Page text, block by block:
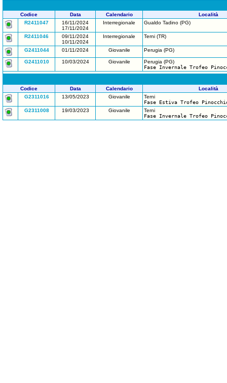
Codice Data Calendario
Località
R2411047
16/11/2024
17/11/2024
Interregionale Gualdo Tadino (PG)
R2411046
09/11/2024
10/11/2024
Interregionale Terni (TR)
G2411044 01/11/2024 Giovanile Perugia (PG)
G2411010 10/03/2024 Giovanile
Perugia (PG)
Fase Invernale Trofeo
Codice Data Calendario
Località
G2311016
13/05/2023 Giovanile
Terni
Fase Estiva Trofeo
G2311008
19/03/2023 Giovanile
Terni
Fase Invernale Trofeo